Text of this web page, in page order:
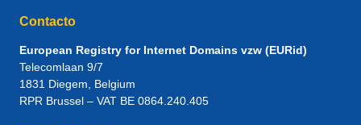
Contacto
European Registry for Internet Domains vzw (EURid)
Telecomlaan 9/7
1831 Diegem, Belgium
RPR Brussel – VAT BE 0864.240.405